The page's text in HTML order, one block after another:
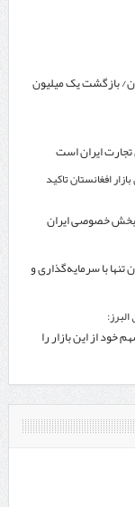
بازگشت یک میلیون
ایران است
افغانستان تاکید
بخش خصوصی ایران
دلاری با ایران تنها با سرمایه‌گذاری و
از این بازار را